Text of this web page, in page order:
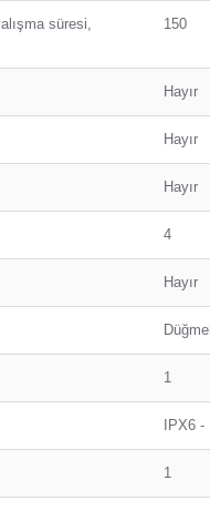
süresi,
150
Hayır
Hayır
Hayır
4
Hayır
1
IPX6
1